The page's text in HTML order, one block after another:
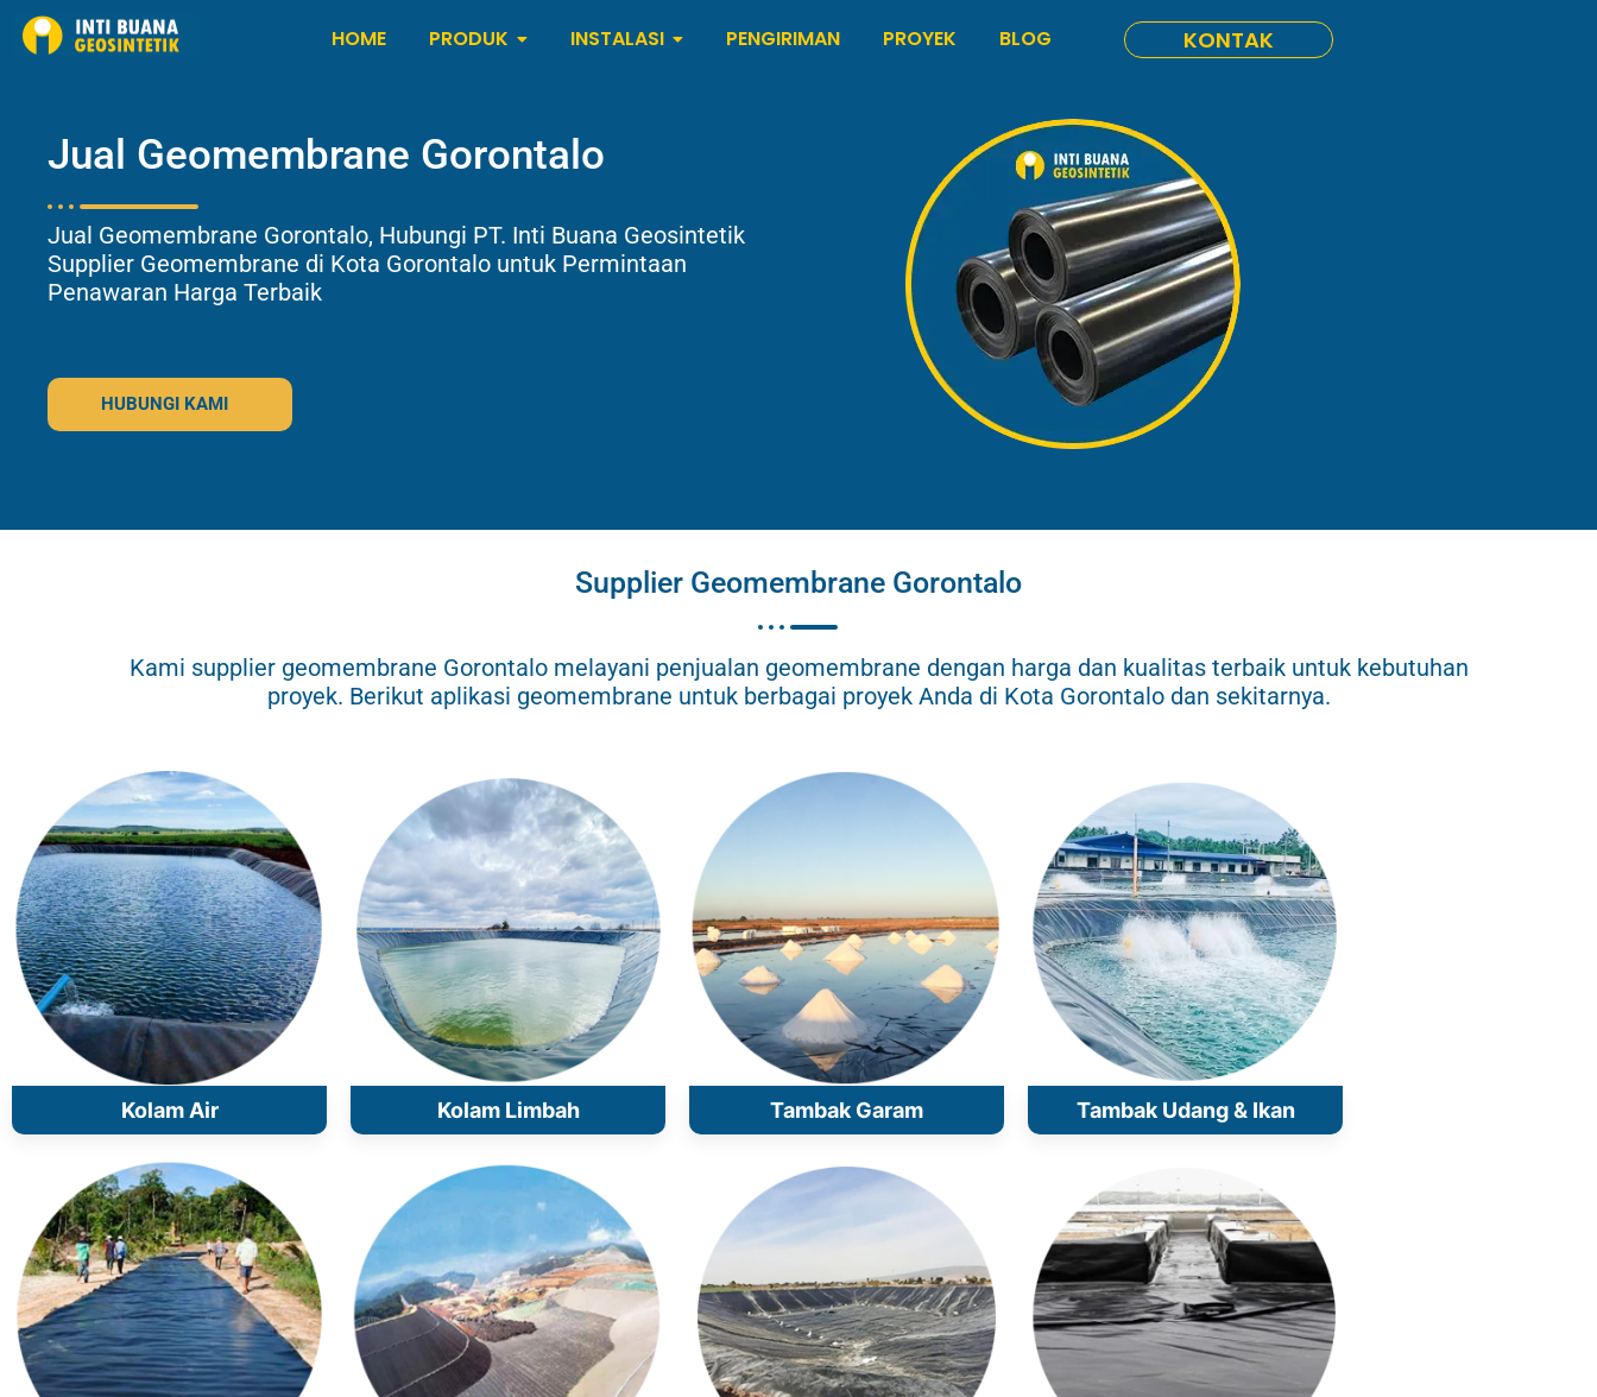
HOME PRODUK INSTALASI PENGIRIMAN PROYEK BLOG KONTAK
Jual Geomembrane Gorontalo
Jual Geomembrane Gorontalo, Hubungi PT. Inti Buana Geosintetik
Supplier Geomembrane di Kota Gorontalo untuk Permintaan
Penawaran Harga Terbaik
HUBUNGI KAMI
Supplier Geomembrane Gorontalo
Kami supplier geomembrane Gorontalo melayani penjualan geomembrane dengan harga dan kualitas terbaik untuk kebutuhan
proyek. Berikut aplikasi geomembrane untuk berbagai proyek Anda di Kota Gorontalo dan sekitarnya.
Kolam Air Kolam Limbah Tambak Garam Tambak Udang & Ikan